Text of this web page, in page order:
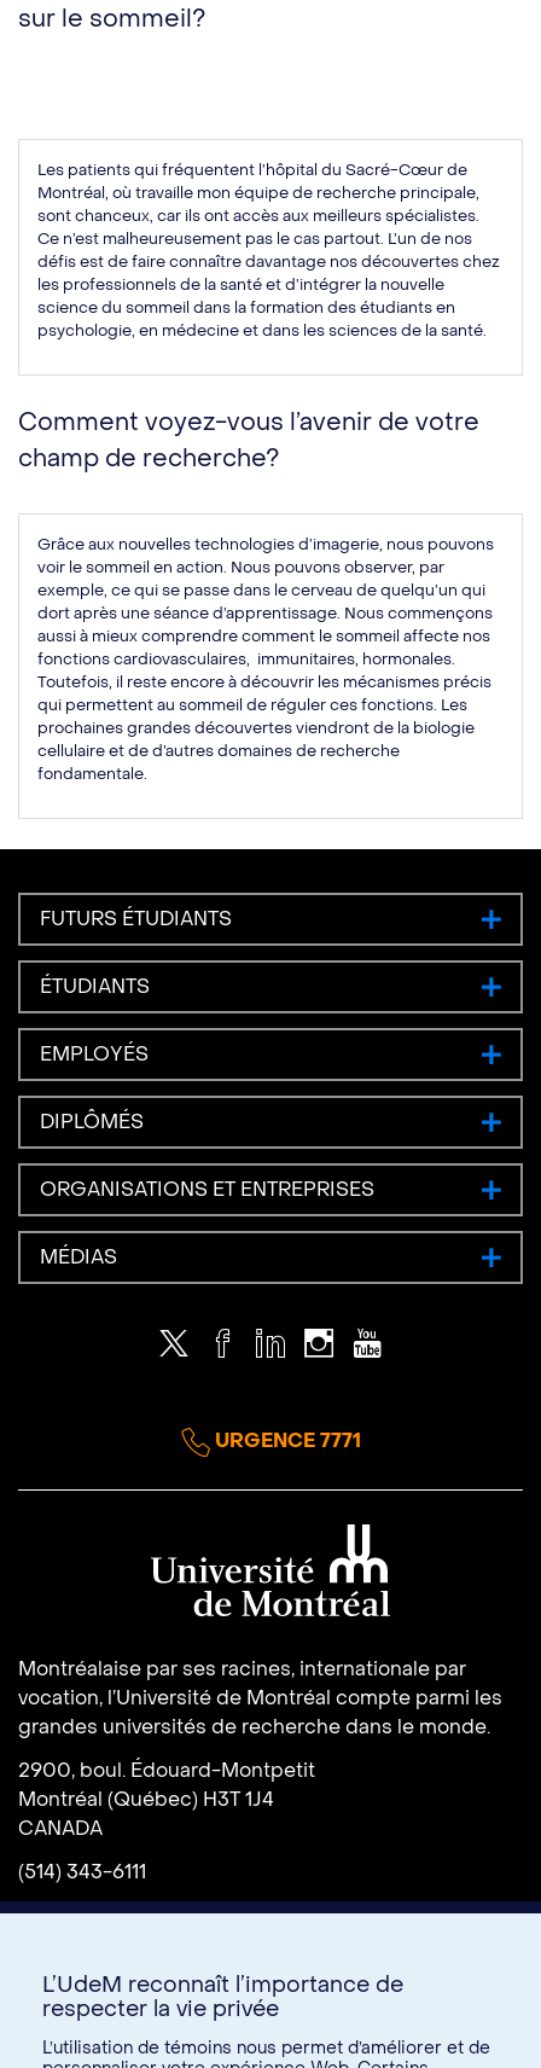
sur le sommeil?
Les patients qui fréquentent l’hôpital du Sacré-Cœur de
Montréal, où travaille mon équipe de recherche principale,
sont chanceux, car ils ont accès aux meilleurs spécialistes.
Ce n’est malheureusement pas le cas partout. L’un de nos
défis est de faire connaître davantage nos découvertes chez
les professionnels de la santé et d’intégrer la nouvelle
science du sommeil dans la formation des étudiants en
psychologie, en médecine et dans les sciences de la santé.
Comment voyez-vous l’avenir de votre
champ de recherche?
Grâce aux nouvelles technologies d’imagerie, nous pouvons
voir le sommeil en action. Nous pouvons observer, par
exemple, ce qui se passe dans le cerveau de quelqu’un qui
dort après une séance d’apprentissage. Nous commençons
aussi à mieux comprendre comment le sommeil affecte nos
fonctions cardiovasculaires, immunitaires, hormonales.
Toutefois, il reste encore à découvrir les mécanismes précis
qui permettent au sommeil de réguler ces fonctions. Les
prochaines grandes découvertes viendront de la biologie
cellulaire et de d’autres domaines de recherche
fondamentale.
FUTURS ÉTUDIANTS
ÉTUDIANTS
EMPLOYÉS
DIPLÔMÉS
ORGANISATIONS ET ENTREPRISES
MÉDIAS
Twitter Facebook
LinkedInInstagramYoutube
URGENCE 7771
Montréalaise par ses racines, internationale par
vocation, l’Université de Montréal compte parmi les
grandes universités de recherche dans le monde.
2900, boul. Édouard-Montpetit
Montréal (Québec) H3T 1J4
CANADA
(514) 343-6111
L’UdeM reconnaît l’importance de
respecter la vie privée
L’utilisation de témoins nous permet d’améliorer et de